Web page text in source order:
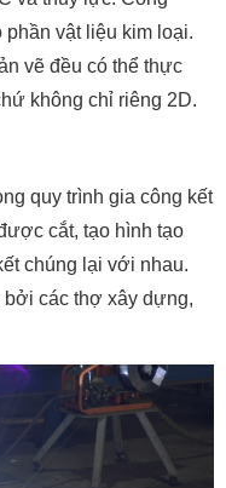
vật liệu kim loại.
vẽ đều có thể thực
không chỉ riêng 2D.
quy trình gia công kết
cắt, tạo hình tạo
chúng lại với nhau.
các thợ xây dựng,